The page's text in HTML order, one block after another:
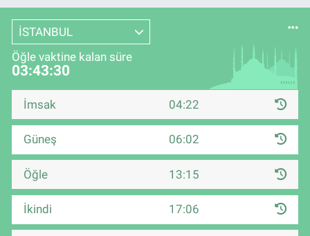
İSTANBUL
Öğle vaktine kalan süre
03:43:29
İmsak 04:22
Güneş 06:02
Öğle 13:15
İkindi 17:06